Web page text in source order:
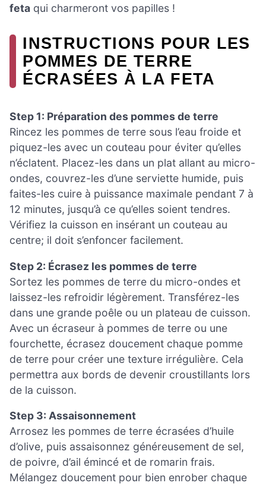
feta qui charmeront vos papilles !
INSTRUCTIONS POUR LES
POMMES DE TERRE
ÉCRASÉES À LA FETA
Step 1: Préparation des pommes de terre
Rincez les pommes de terre sous l’eau froide et
piquez-les avec un couteau pour éviter qu’elles
n’éclatent. Placez-les dans un plat allant au micro-
ondes, couvrez-les d’une serviette humide, puis
faites-les cuire à puissance maximale pendant 7 à
12 minutes, jusqu’à ce qu’elles soient tendres.
Vérifiez la cuisson en insérant un couteau au
centre; il doit s’enfoncer facilement.
Step 2: Écrasez les pommes de terre
Sortez les pommes de terre du micro-ondes et
laissez-les refroidir légèrement. Transférez-les
dans une grande poêle ou un plateau de cuisson.
Avec un écraseur à pommes de terre ou une
fourchette, écrasez doucement chaque pomme
de terre pour créer une texture irrégulière. Cela
permettra aux bords de devenir croustillants lors
de la cuisson.
Step 3: Assaisonnement
Arrosez les pommes de terre écrasées d’huile
d’olive, puis assaisonnez généreusement de sel,
de poivre, d’ail émincé et de romarin frais.
Mélangez doucement pour bien enrober chaque